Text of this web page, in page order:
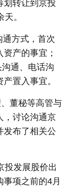
划转让到京投
。
方式，首次
产的事宜；
通、电话沟
置入事宜。
董秘等高管与
，讨论沟通京
发布了相关公
投发展股价出
项之前的4月